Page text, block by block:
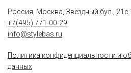
Россия, Москва, Звёздный бул.,
+7(495) 771-00-29
info@stylebas.ru
Политика конфиденциальности и
данных